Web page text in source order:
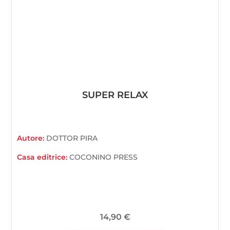
SUPER RELAX
Autore: DOTTOR PIRA
Casa editrice:COCONINO PRESS
14,90 €